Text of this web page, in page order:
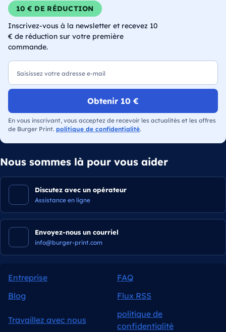
10 € DE RÉDUCTION
Inscrivez-vous à la newsletter et recevez 10
€ de réduction sur votre première
commande.
E-mail
Obtenir 10 €
En vous inscrivant, vous acceptez de recevoir les actualités et les offres
de Burger Print. politique de confidentialité.
Nous sommes là pour vous aider
Discutez avec un opérateur
Assistance en ligne
Envoyez-nous un courriel
info@burger-print.com
Entreprise
FAQ
Blog
Flux RSS
Travaillez avec nous
politique de
confidentialité